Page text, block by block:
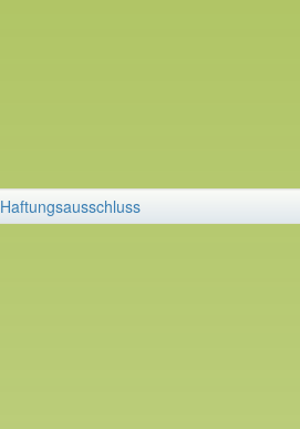
Haftungsausschluss